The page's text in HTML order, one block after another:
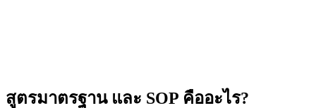
สูตรมาตรฐาน และ SOP คืออะไร?